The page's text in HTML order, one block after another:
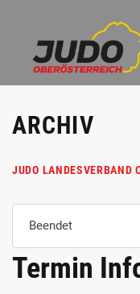
ARCHIV
JUDO LANDESVERBAND
Beendet
Termin